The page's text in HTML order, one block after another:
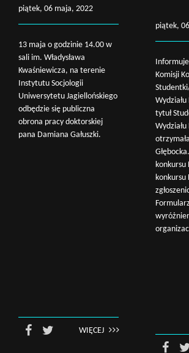
piątek, 06 maja, 2022
13 maja o godzinie 14.00 w
sali im. Władysława
Kwaśniewicza, na terenie
Instytutu Socjologii
Uniwersytetu Jagiellońskiego
odbędzie się publiczna
obrona pracy doktorskiej
pana Damiana Gałuszki.
WIĘCEJ
piątek,
Komisji
tytuł
konkursu
konkursu